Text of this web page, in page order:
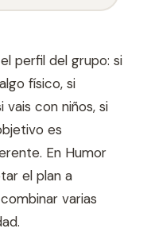
perfil del grupo: si
físico, si
vais con niños, si
es
En Humor
el plan a
varias